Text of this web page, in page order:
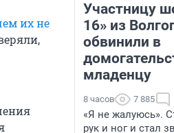
их не
Участницу
16» из
обвинили в
младенцу
8 часов 7 885
«Я не жалуюсь».
рук и ног и стал